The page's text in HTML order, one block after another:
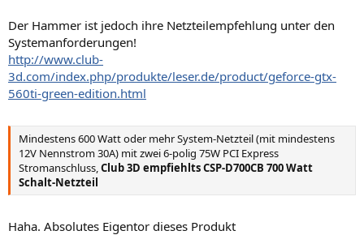
Der Hammer ist jedoch ihre Netzteilempfehlung unter den
Systemanforderungen!
http://www.club-
3d.com/index.php/produkte/leser.de/product/geforce-gtx-
560ti-green-edition.html
Mindestens 600 Watt oder mehr System-Netzteil (mit mindestens
12V Nennstrom 30A) mit zwei 6-polig 75W PCI Express
Stromanschluss, Club 3D empfiehlts CSP-D700CB 700 Watt
Schalt-Netzteil
Haha. Absolutes Eigentor dieses Produkt